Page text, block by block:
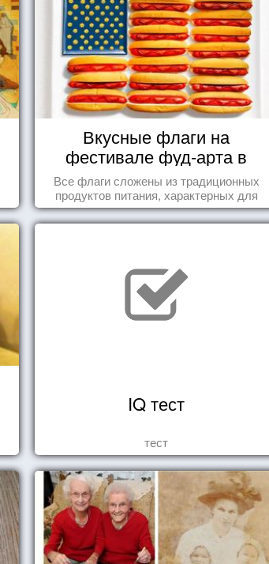
Вкусные флаги на
фестивале фуд-арта в
Сиднее
Все флаги сложены из традиционных
продуктов питания, характерных для
этих стран.
IQ тест
тест